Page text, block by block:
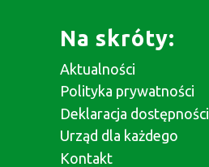
Na skróty:
Aktualności
Polityka prywatności
Deklaracja dostępności
Urząd dla każdego
Kontakt